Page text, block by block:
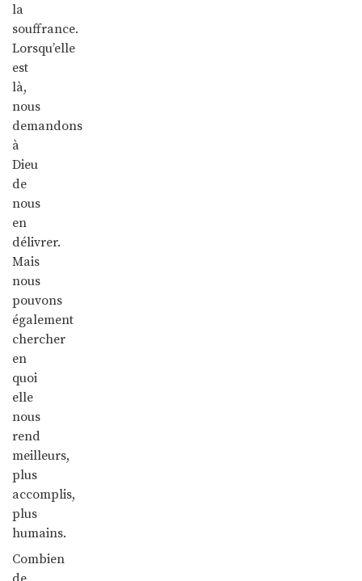
la
souffrance.
Lorsqu’elle
est
là,
nous
demandons
à
Dieu
de
nous
en
délivrer.
Mais
nous
pouvons
également
chercher
en
quoi
elle
nous
rend
meilleurs,
plus
accomplis,
plus
humains.
Combien